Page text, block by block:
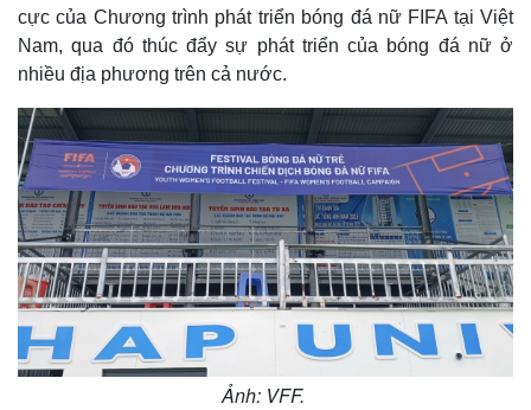
cực của Chương trình phát triển bóng đá nữ FIFA tại Việt
Nam, qua đó thúc đẩy sự phát triển của bóng đá nữ ở
nhiều địa phương trên cả nước.
Ảnh: VFF.